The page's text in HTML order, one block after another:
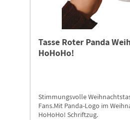
Tasse Roter Panda
HoHoHo!
Stimmungsvolle
Fans.Mit Panda-Logo im
HoHoHo! Schriftzug.